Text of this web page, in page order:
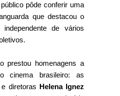
pôde conferir uma
que destacou o
de vários
prestou homenagens a
cinema brasileiro: as
diretoras Helena Ignez